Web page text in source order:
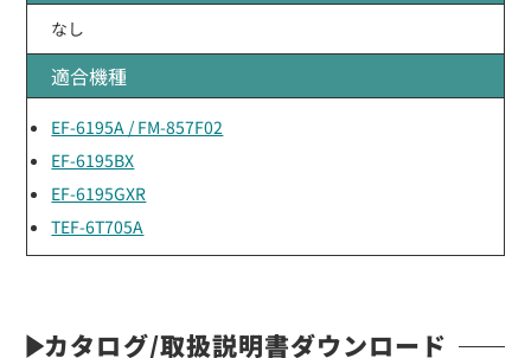
なし
適合機種
EF-6195A / FM-857F02
EF-6195BX
EF-6195GXR
TEF-6T705A
カタログ/取扱説明書ダウンロード